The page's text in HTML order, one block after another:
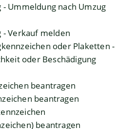
Ummeldung nach Umzug
- Verkauf melden
oder Plaketten -
oder Beschädigung
beantragen
beantragen
beantragen